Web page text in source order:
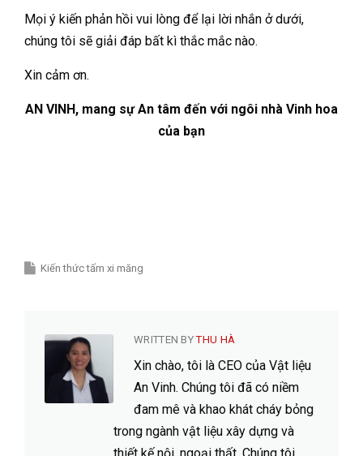
Mọi ý kiến phản hồi vui lòng để lại lời nhắn ở dưới,
chúng tôi sẽ giải đáp bất kì thắc mắc nào.
Xin cảm ơn.
AN VINH, mang sự An tâm đến với ngôi nhà Vinh hoa
của bạn
Kiến thức tấm xi măng
WRITTEN BYTHU HÀ
Xin chào, tôi là CEO của Vật liệu
An Vinh. Chúng tôi đã có niềm
đam mê và khao khát cháy bỏng
trong ngành vật liệu xây dựng và
thiết kế nội, ngoại thất. Chúng tôi